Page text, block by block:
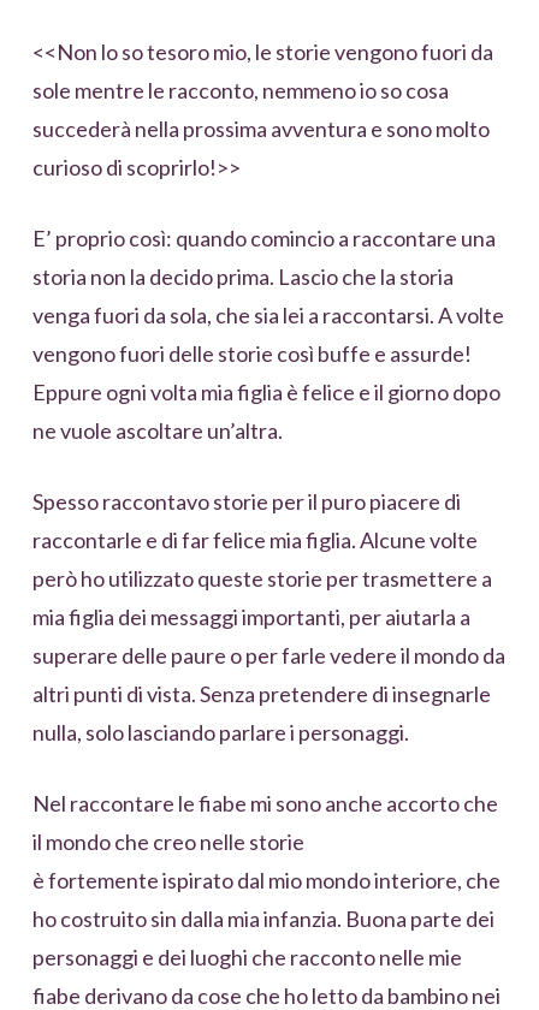
<<Non lo so tesoro mio, le storie vengono fuori da
sole mentre le racconto, nemmeno io so cosa
succederà nella prossima avventura e sono molto
curioso di scoprirlo!>>
E’ proprio così: quando comincio a raccontare una
storia non la decido prima. Lascio che la storia
venga fuori da sola, che sia lei a raccontarsi. A volte
vengono fuori delle storie così buffe e assurde!
Eppure ogni volta mia figlia è felice e il giorno dopo
ne vuole ascoltare un’altra.
Spesso raccontavo storie per il puro piacere di
raccontarle e di far felice mia figlia. Alcune volte
però ho utilizzato queste storie per trasmettere a
mia figlia dei messaggi importanti, per aiutarla a
superare delle paure o per farle vedere il mondo da
altri punti di vista. Senza pretendere di insegnarle
nulla, solo lasciando parlare i personaggi.
Nel raccontare le fiabe mi sono anche accorto che
il mondo che creo nelle storie
è fortemente ispirato dal mio mondo interiore, che
ho costruito sin dalla mia infanzia. Buona parte dei
personaggi e dei luoghi che racconto nelle mie
fiabe derivano da cose che ho letto da bambino nei